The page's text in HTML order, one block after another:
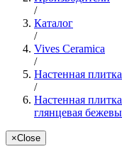
/
Каталог
/
Vives Ceramica
/
Настенная
/
Настенная
глянцевая
×Close